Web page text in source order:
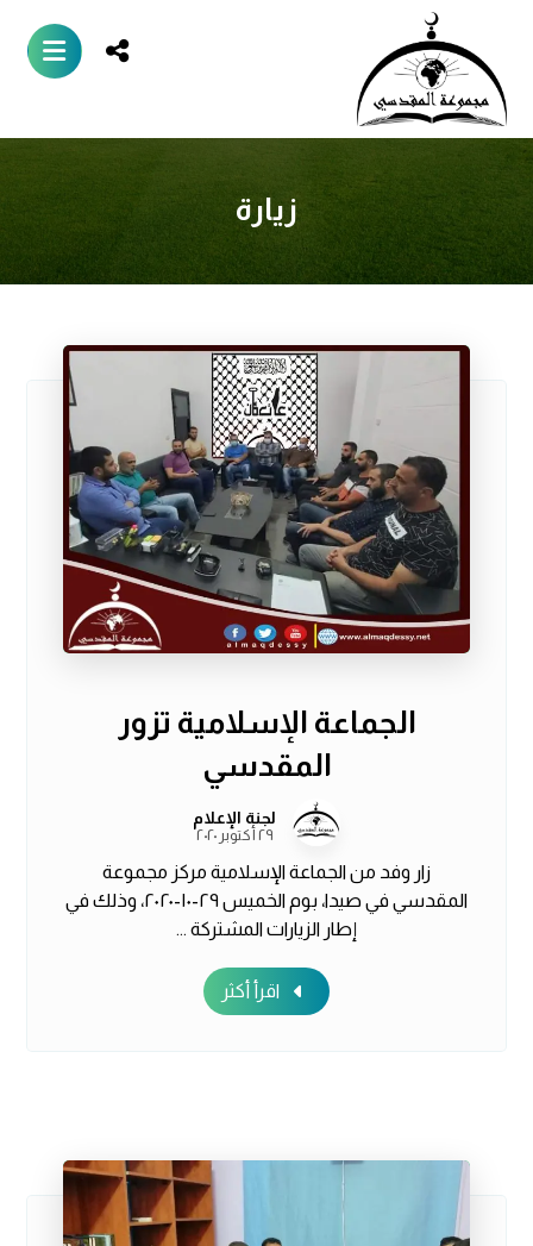
زيارة
الجماعة الإسلامية تزور
المقدسي
لجنة الإعلام
٢٩ أكتوبر ٢٠٢٠
زار وفد من الجماعة الإسلامية مركز مجموعة
المقدسي في صيدا، بوم الخميس ٢٩-١٠-٢٠٢٠، وذلك في
إطار الزيارات المشتركة ...
اقرأ أكثر